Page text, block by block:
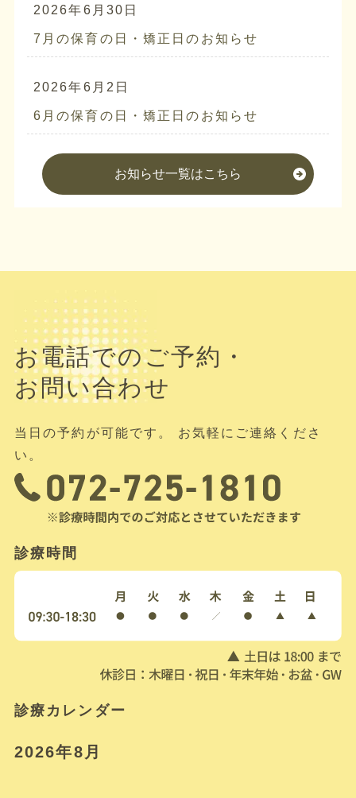
2026年6月30日
7月の保育の日・矯正日のお知らせ
2026年6月2日
6月の保育の日・矯正日のお知らせ
お知らせ一覧はこちら
お電話でのご予約・
お問い合わせ
当日の予約が可能です。 お気軽にご連絡くださ
い。
診療時間
診療カレンダー
2026年8月